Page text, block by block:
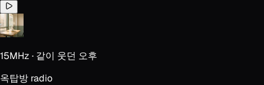
15MHz · 같이 웃던 오후
옥탑방 radio